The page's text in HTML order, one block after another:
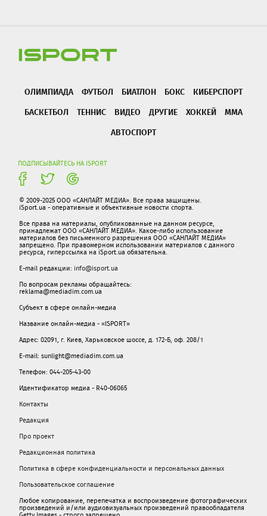
ОЛИМПИАДА ФУТБОЛ БИАТЛОН БОКС
КИБЕРСПОРТ
БАСКЕТБОЛ
ТЕННИС ВИДЕО ДРУГИЕ ХОККЕЙ
ММА
АВТОСПОРТ
ПОДПИСЫВАЙТЕСЬ НА ISPORT
© 2009-2025 ООО «САНЛАЙТ МЕДИА». Все права защищены.
iSport.ua - оперативные и объективные новости спорта.
Все права на материалы, опубликованные на данном ресурсе,
принадлежат ООО «САНЛАЙТ МЕДИА». Какое-либо использование
материалов без письменного разрешения ООО «САНЛАЙТ МЕДИА»
запрещено. При правомерном использовании материалов с данного
ресурса, гиперссылка на iSport.ua обязательна.
E-mail редакции: info@isport.ua
По вопросам рекламы обращайтесь:
reklama@mediadim.com.ua
Субъект в сфере онлайн-медиа
Название онлайн-медиа - «ISPORT»
Адрес: 02091, г. Киев, Харьковское шоссе, д. 172-Б, оф. 208/1
E-mail: sunlight@mediadim.com.ua
Телефон: 044-205-43-00
Идентификатор медиа - R40-06065
Контакты
Редакция
Про проект
Редакционная политика
Политика в сфере конфиденциальности и персональных данных
Пользовательское соглашение
Любое копирование, перепечатка и воспроизведение фотографических
произведений и/или аудиовизуальных произведений правообладателя